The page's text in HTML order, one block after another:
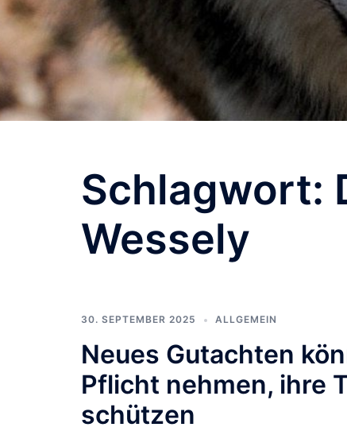
Schlagwort:
Wessely
30. SEPTEMBER 2025 ALLGEMEIN
Neues Gutachten
Pflicht nehmen, ihre
schützen